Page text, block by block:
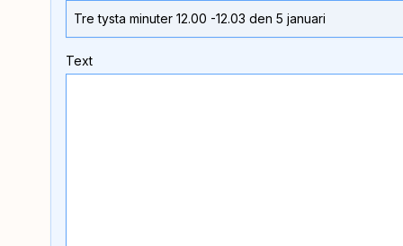
Text